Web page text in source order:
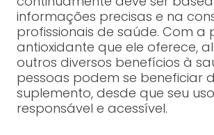
informações precisas e na
profissionais de saúde. Com a
antioxidante que ele oferece,
outros diversos benefícios à
pessoas podem se beneficiar
suplemento, desde que seu
responsável e acessível.